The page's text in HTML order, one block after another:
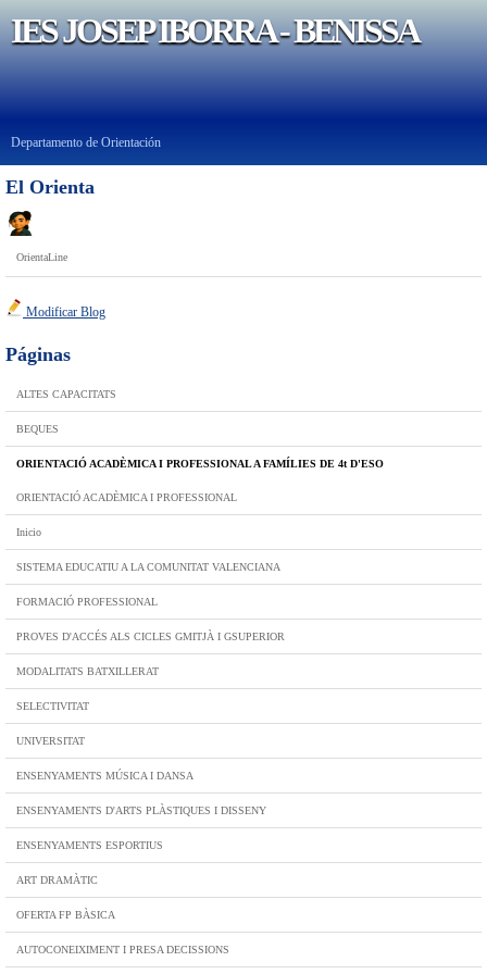
IES JOSEP IBORRA - BENISSA
Departamento de Orientación
El Orienta
OrientaLine
Modificar Blog
Páginas
ALTES CAPACITATS
BEQUES
ORIENTACIÓ ACADÈMICA I PROFESSIONAL A FAMÍLIES DE 4t D'ESO
ORIENTACIÓ ACADÈMICA I PROFESSIONAL
Inicio
SISTEMA EDUCATIU A LA COMUNITAT VALENCIANA
FORMACIÓ PROFESSIONAL
PROVES D'ACCÉS ALS CICLES GMITJÀ I GSUPERIOR
MODALITATS BATXILLERAT
SELECTIVITAT
UNIVERSITAT
ENSENYAMENTS MÚSICA I DANSA
ENSENYAMENTS D'ARTS PLÀSTIQUES I DISSENY
ENSENYAMENTS ESPORTIUS
ART DRAMÀTIC
OFERTA FP BÀSICA
AUTOCONEIXIMENT I PRESA DECISSIONS